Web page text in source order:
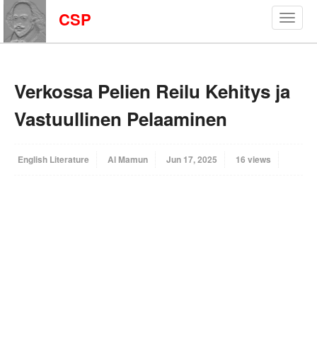
CSP
Verkossa Pelien Reilu Kehitys ja
Vastuullinen Pelaaminen
English Literature Al Mamun Jun 17, 2025 16 views